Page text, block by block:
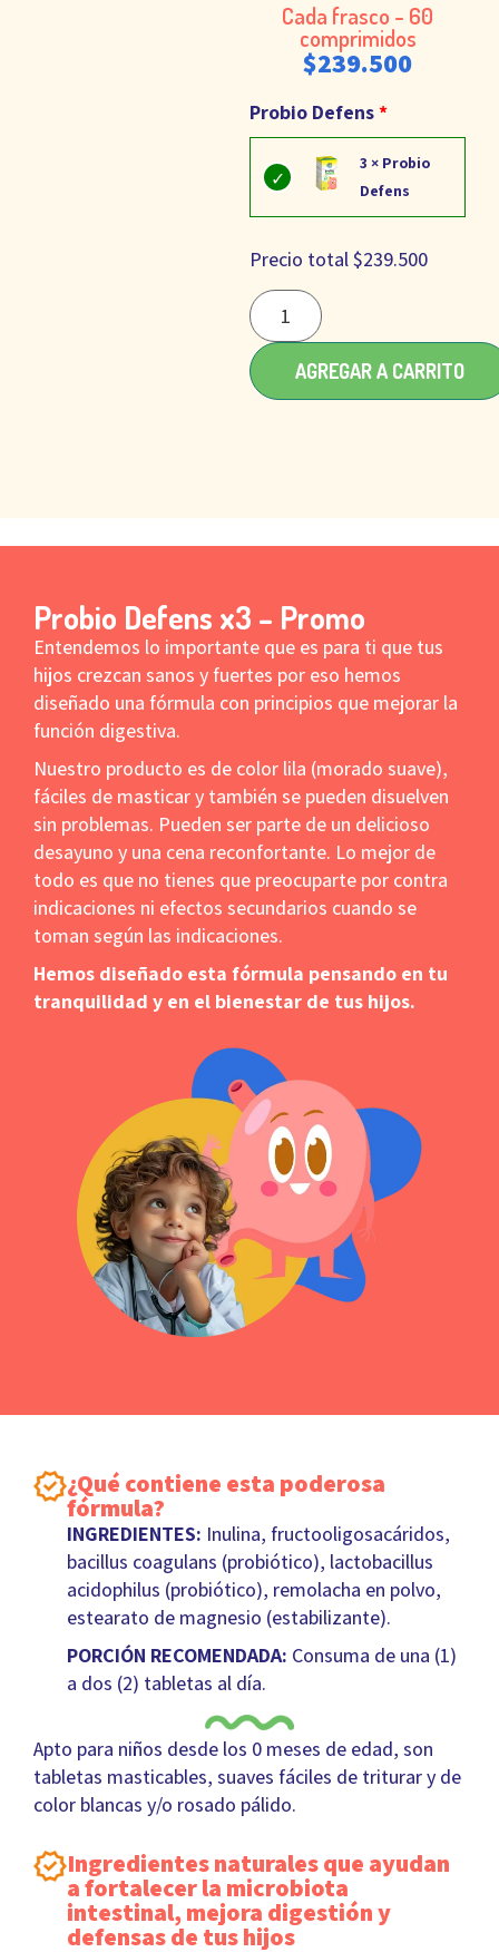
Cada frasco - 60
comprimidos
$239.500
Probio Defens
3 × Probio
Defens
Precio total$239.500
AGREGAR A CARRITO
Probio Defens x3 – Promo
Entendemos lo importante que es para ti que tus
hijos crezcan sanos y fuertes por eso hemos
diseñado una fórmula con principios que mejorar la
función digestiva.
Nuestro producto es de color lila (morado suave),
fáciles de masticar y también se pueden disuelven
sin problemas. Pueden ser parte de un delicioso
desayuno y una cena reconfortante. Lo mejor de
todo es que no tienes que preocuparte por contra
indicaciones ni efectos secundarios cuando se
toman según las indicaciones.
Hemos diseñado esta fórmula pensando en tu
tranquilidad y en el bienestar de tus hijos.
¿Qué contiene esta poderosa
fórmula?
INGREDIENTES: Inulina, fructooligosacáridos,
bacillus coagulans (probiótico), lactobacillus
acidophilus (probiótico), remolacha en polvo,
estearato de magnesio (estabilizante).
PORCIÓN RECOMENDADA: Consuma de una (1)
a dos (2) tabletas al día.
Apto para niños desde los 0 meses de edad, son
tabletas masticables, suaves fáciles de triturar y de
color blancas y/o rosado pálido.
Ingredientes naturales que ayudan
a fortalecer la microbiota
intestinal, mejora digestión y
defensas de tus hijos